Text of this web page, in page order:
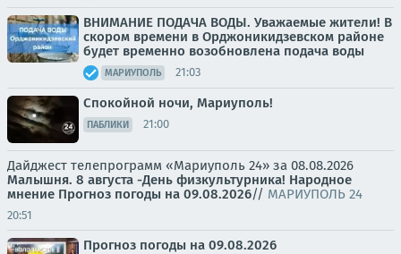
ВНИМАНИЕ ПОДАЧА ВОДЫ. Уважаемые жители! В
скором времени в Орджоникидзевском районе
будет временно возобновлена подача воды
МАРИУПОЛЬ 21:03
Спокойной ночи, Мариуполь!
ПАБЛИКИ 21:00
Дайджест телепрограмм «Мариуполь 24» за 08.08.2026
Малышня. 8 августа -День физкультурника! Народное
мнение Прогноз погоды на 09.08.2026// МАРИУПОЛЬ 24
20:51
Прогноз погоды на 09.08.2026